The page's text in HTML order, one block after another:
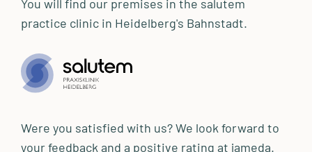
You will find our premises in the salutem
practice clinic in Heidelberg's Bahnstadt.
Were you satisfied with us? We look forward to
your feedback and a positive rating at jameda.